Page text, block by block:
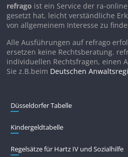
refrago ist ein Service der ra-
gesetzt hat, leicht verständliche
von allgemeinem Interesse zu
Alle Ausführungen auf refrago
ersetzen keine Rechtsberatung.
individuellen Rechtsfragen, einen
Sie z.B.beim Deutschen
Düsseldorfer Tabelle
Kindergeldtabelle
Regelsätze für Hartz IV und Sozialhilfe